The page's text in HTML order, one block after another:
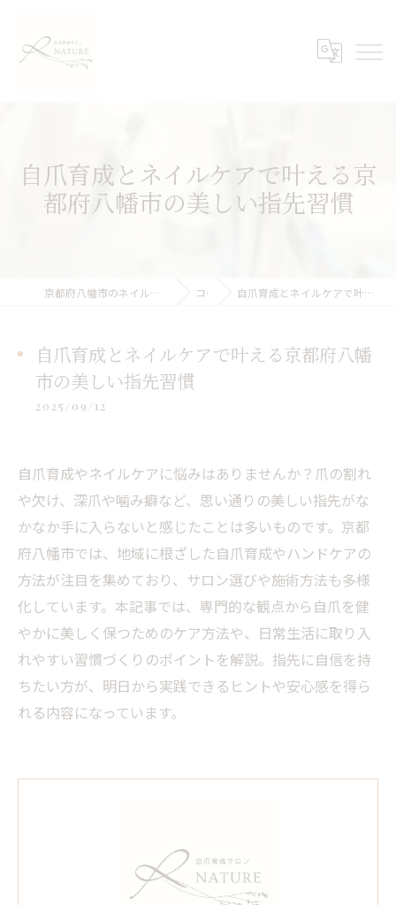
自爪育成とネイルケアで叶える京
都府八幡市の美しい指先習慣
京都府八幡市のネイルケアなら自爪育成サロンNATURE コラム 自爪育成とネイルケアで叶える京都府八幡市の美しい指先習慣
自爪育成とネイルケアで叶える京都府八幡
市の美しい指先習慣
2025/09/12
自爪育成やネイルケアに悩みはありませんか？爪の割れ
や欠け、深爪や噛み癖など、思い通りの美しい指先がな
かなか手に入らないと感じたことは多いものです。京都
府八幡市では、地域に根ざした自爪育成やハンドケアの
方法が注目を集めており、サロン選びや施術方法も多様
化しています。本記事では、専門的な観点から自爪を健
やかに美しく保つためのケア方法や、日常生活に取り入
れやすい習慣づくりのポイントを解説。指先に自信を持
ちたい方が、明日から実践できるヒントや安心感を得ら
れる内容になっています。